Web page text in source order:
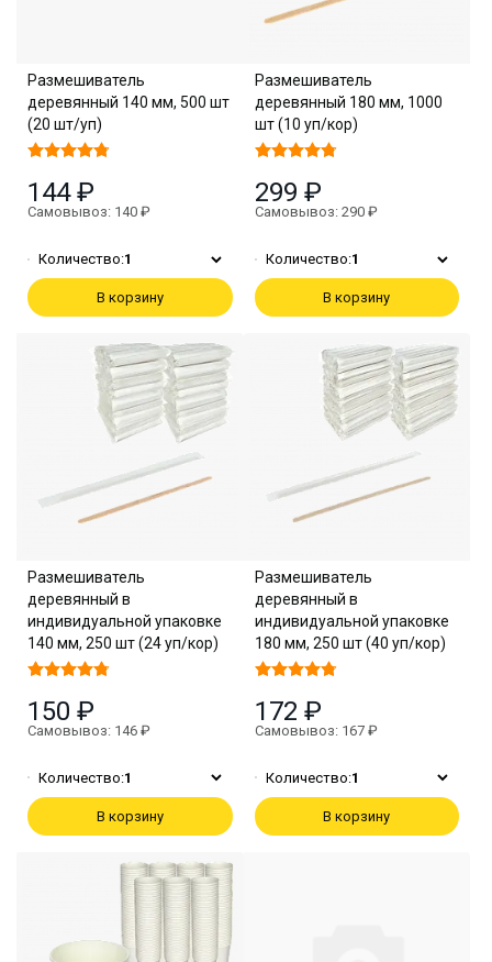
Размешиватель
деревянный 140 мм, 500 шт
(20 шт/уп)
144 ₽
Самовывоз: 140 ₽
Количество:1
В корзину
Размешиватель
деревянный 180 мм, 1000
шт (10 уп/кор)
299 ₽
Самовывоз: 290 ₽
Количество:1
В корзину
Размешиватель
деревянный в
индивидуальной упаковке
140 мм, 250 шт (24 уп/кор)
150 ₽
Самовывоз: 146 ₽
Количество:1
В корзину
Размешиватель
деревянный в
индивидуальной упаковке
180 мм, 250 шт (40 уп/кор)
172 ₽
Самовывоз: 167 ₽
Количество:1
В корзину